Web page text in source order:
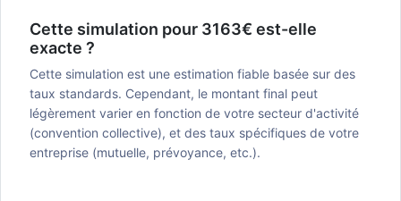
Cette simulation pour 3163€ est-elle
exacte ?
Cette simulation est une estimation fiable basée sur des
taux standards. Cependant, le montant final peut
légèrement varier en fonction de votre secteur d'activité
(convention collective), et des taux spécifiques de votre
entreprise (mutuelle, prévoyance, etc.).